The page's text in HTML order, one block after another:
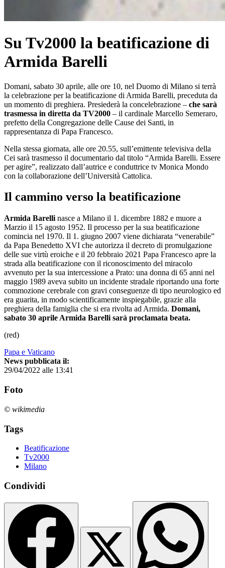
Su Tv2000 la beatificazione di
Armida Barelli
Domani, sabato 30 aprile, alle ore 10, nel Duomo di Milano si terrà
la celebrazione per la beatificazione di Armida Barelli, preceduta da
un momento di preghiera. Presiederà la concelebrazione – che sarà
trasmessa in diretta da TV2000 – il cardinale Marcello Semeraro,
prefetto della Congregazione delle Cause dei Santi, in
rappresentanza di Papa Francesco.
Nella stessa giornata, alle ore 20.55, sull’emittente televisiva della
Cei sarà trasmesso il documentario dal titolo “Armida Barelli. Essere
per agire”, realizzato dall’autrice e conduttrice tv Monica Mondo
con la collaborazione dell’Università Cattolica.
Il cammino verso la beatificazione
Armida Barelli nasce a Milano il 1. dicembre 1882 e muore a
Marzio il 15 agosto 1952. Il processo per la sua beatificazione
comincia nel 1970. Il 1. giugno 2007 viene dichiarata “venerabile”
da Papa Benedetto XVI che autorizza il decreto di promulgazione
delle sue virtù eroiche e il 20 febbraio 2021 Papa Francesco apre la
strada alla beatificazione con il riconoscimento del miracolo
avvenuto per la sua intercessione a Prato: una donna di 65 anni nel
maggio 1989 aveva subito un incidente stradale riportando una forte
commozione cerebrale con gravi conseguenze di tipo neurologico ed
era guarita, in modo scientificamente inspiegabile, grazie alla
preghiera della famiglia che si era rivolta ad Armida. Domani,
sabato 30 aprile Armida Barelli sarà proclamata beata.
(red)
Papa e Vaticano
News pubblicata il:
29/04/2022 alle 13:41
Foto
© wikimedia
Tags
Beatificazione
Tv2000
Milano
Condividi